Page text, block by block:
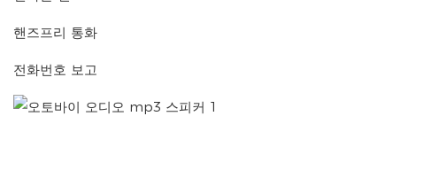
핸즈프리 통화
전화번호 보고